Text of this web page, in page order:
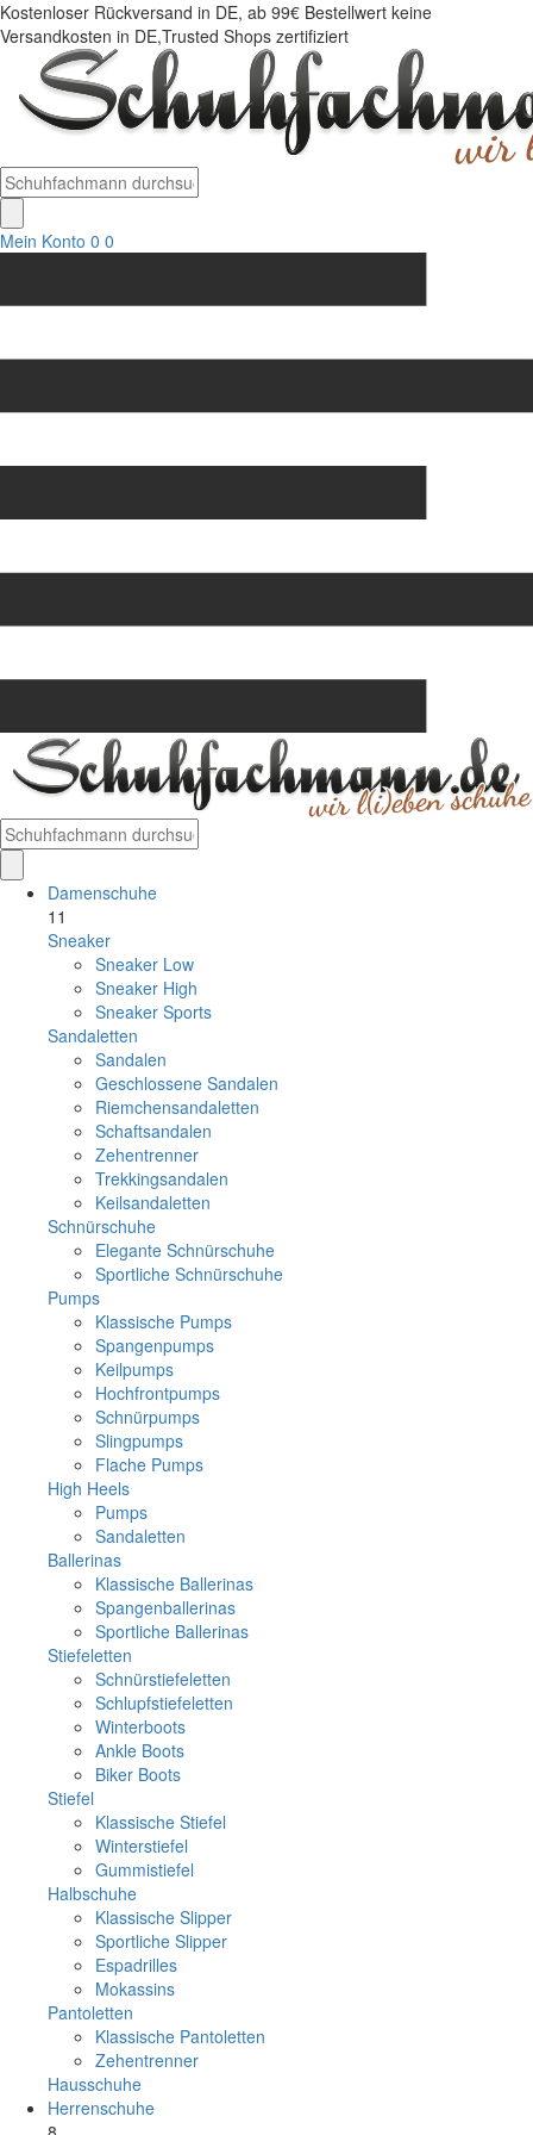
Kostenloser Rückversand in DE, ab 99€ Bestellwert keine
Versandkosten in DE,Trusted Shops zertifiziert
Mein Konto 0 0
Damenschuhe
11
Sneaker
Sneaker Low
Sneaker High
Sneaker Sports
Sandaletten
Sandalen
Geschlossene Sandalen
Riemchensandaletten
Schaftsandalen
Zehentrenner
Trekkingsandalen
Keilsandaletten
Schnürschuhe
Elegante Schnürschuhe
Sportliche Schnürschuhe
Pumps
Klassische Pumps
Spangenpumps
Keilpumps
Hochfrontpumps
Schnürpumps
Slingpumps
Flache Pumps
High Heels
Pumps
Sandaletten
Ballerinas
Klassische Ballerinas
Spangenballerinas
Sportliche Ballerinas
Stiefeletten
Schnürstiefeletten
Schlupfstiefeletten
Winterboots
Ankle Boots
Biker Boots
Stiefel
Klassische Stiefel
Winterstiefel
Gummistiefel
Halbschuhe
Klassische Slipper
Sportliche Slipper
Espadrilles
Mokassins
Pantoletten
Klassische Pantoletten
Zehentrenner
Hausschuhe
Herrenschuhe